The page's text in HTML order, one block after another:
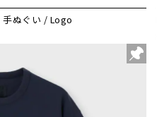
手ぬぐい / Logo